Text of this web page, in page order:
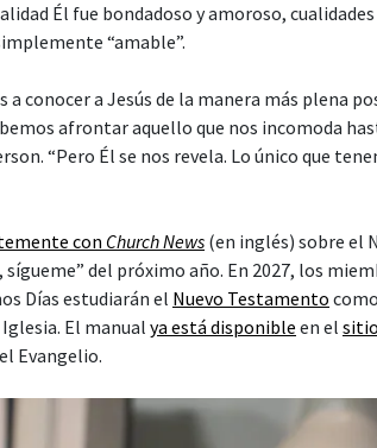
Él fue bondadoso y amoroso,
“amable”.
a conocer a Jesús de la manera más plena
afrontar aquello que nos incomoda
“Pero Él se nos revela. Lo único que
con Church News (en inglés) sobre el
sígueme” del próximo año. En 2027, los
Días estudiarán el Nuevo Testamento
El manualya está disponible en el
Evangelio.